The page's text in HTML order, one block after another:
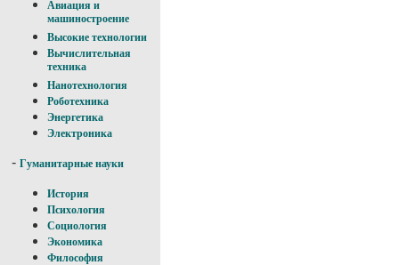
Авиация и
машиностроение
Высокие технологии
Вычислительная
техника
Нанотехнология
Роботехника
Энергетика
Электроника
- Гуманитарные науки
История
Психология
Социология
Экономика
Философия